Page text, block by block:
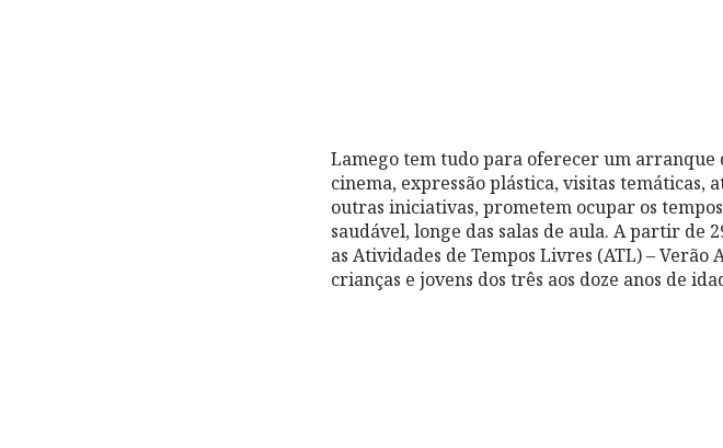
Lamego tem tudo para oferecer um
cinema, expressão plástica, visitas temáticas,
outras iniciativas, prometem ocupar os
saudável, longe das salas de aula. A partir de
as Atividades de Tempos Livres (ATL) –
crianças e jovens dos três aos doze anos de